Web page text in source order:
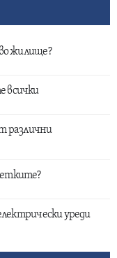
жилище?
всички
различни
уреди